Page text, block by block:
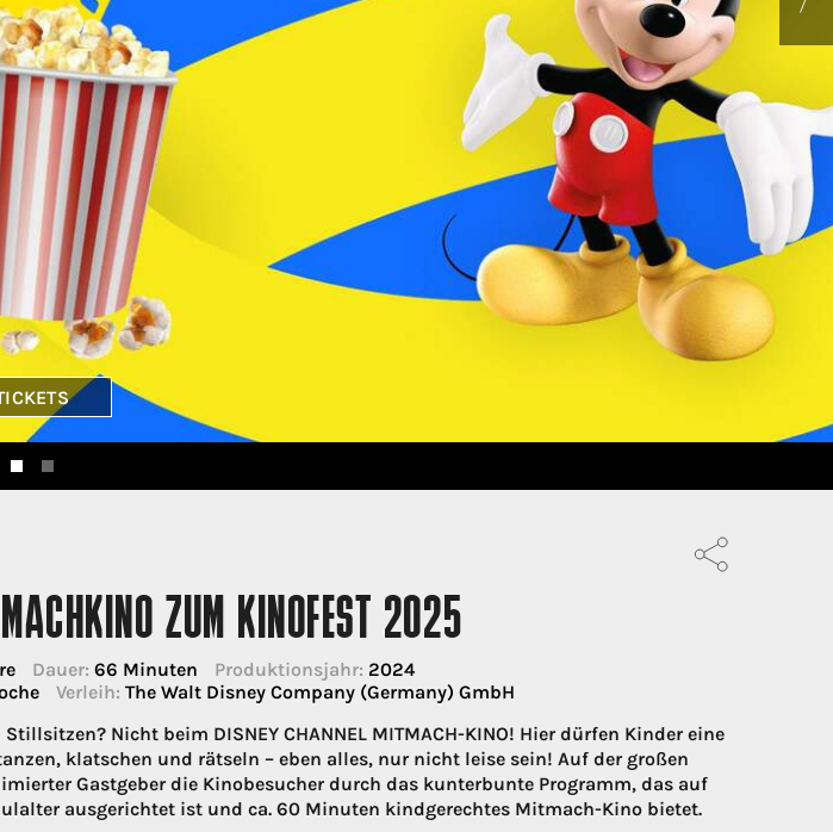
ZUM KINOFEST 2025
Dauer: 66 Minuten Produktionsjahr: 2024
Verleih: The Walt Disney Company (Germany) GmbH
Nicht beim DISNEY CHANNEL MITMACH-KINO! Hier dürfen Kinder eine
klatschen und rätseln – eben alles, nur nicht leise sein! Auf der großen
Gastgeber die Kinobesucher durch das kunterbunte Programm, das auf
ausgerichtet ist und ca. 60 Minuten kindgerechtes Mitmach-Kino bietet.